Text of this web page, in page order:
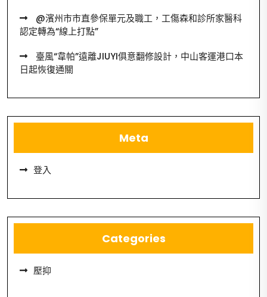
@濱州市市直參保單元及職工，工傷森和診所家醫科
認定轉為“線上打點”
臺風“韋帕”遠離JIUYI俱意翻修設計，中山客運港口本
日起恢復通關
Meta
登入
Categories
壓抑